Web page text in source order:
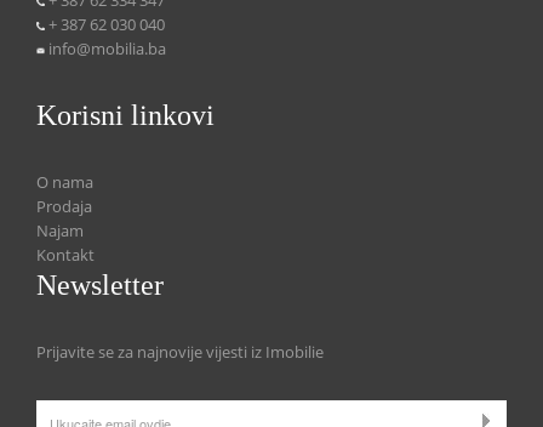
+ 387 62 030 040
info@mobilia.ba
Korisni linkovi
O nama
Prodaja
Najam
Kontakt
Newsletter
Prijavite se za najnovije vijesti iz Imobilie